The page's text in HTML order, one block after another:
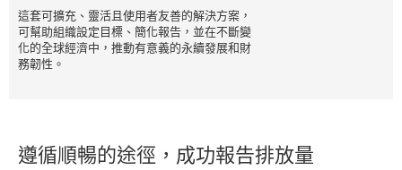
這套可擴充、靈活且使用者友善的解決方案，
可幫助組織設定目標、簡化報告，並在不斷變
化的全球經濟中，推動有意義的永續發展和財
務韌性。
遵循順暢的途徑，成功報告排放量